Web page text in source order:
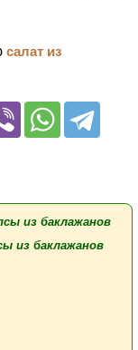
салат из
из баклажанов